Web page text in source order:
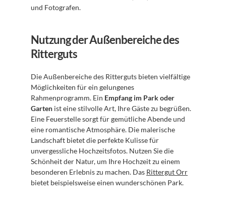
und Fotografen.
Nutzung der Außenbereiche des
Ritterguts
Die Außenbereiche des Ritterguts bieten vielfältige
Möglichkeiten für ein gelungenes
Rahmenprogramm. Ein Empfang im Park oder
Garten ist eine stilvolle Art, Ihre Gäste zu begrüßen.
Eine Feuerstelle sorgt für gemütliche Abende und
eine romantische Atmosphäre. Die malerische
Landschaft bietet die perfekte Kulisse für
unvergessliche Hochzeitsfotos. Nutzen Sie die
Schönheit der Natur, um Ihre Hochzeit zu einem
besonderen Erlebnis zu machen. Das Rittergut Orr
bietet beispielsweise einen wunderschönen Park.